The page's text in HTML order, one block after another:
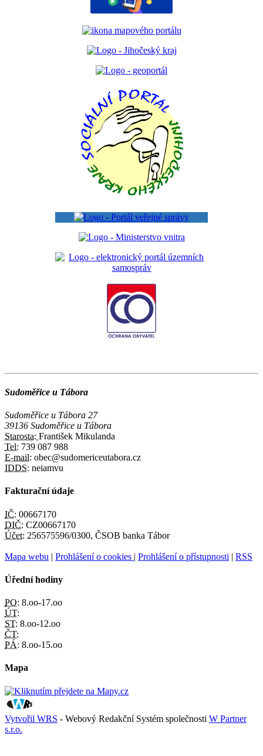
Sudoměřice u Tábora
Sudoměřice u Tábora 27
39136 Sudoměřice u Tábora
Starosta: František Mikulanda
Tel: 739 087 988
E-mail: obec@sudomericeutabora.cz
IDDS: neiamvu
Fakturační údaje
IČ: 00667170
DIČ: CZ00667170
Účet: 256575596/0300, ČSOB banka Tábor
Mapa webu | Prohlášení o cookies | Prohlášení o přístupnosti | RSS
Úřední hodiny
PO: 8.oo-17.oo
ÚT:
ST: 8.oo-12.oo
ČT:
PÁ: 8.oo-15.oo
Mapa
Vytvořil WRS - Webový Redakční Systém společnosti W Partner
s.r.o.